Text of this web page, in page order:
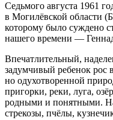
Седьмого августа 1961
в Могилёвской области
которому было суждено
нашего времени —
Впечатлительный,
задумчивый ребенок рос
но одухотворенной
пригорки, реки, луга,
родными и понятными.
стрекозы, пчёлы,